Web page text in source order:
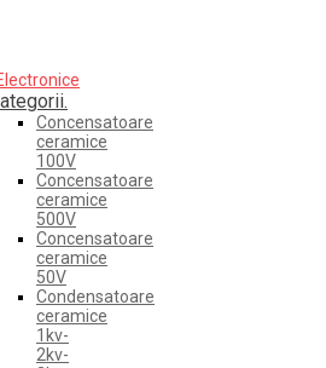
Concensatoare
ceramice
100V
Concensatoare
ceramice
500V
Concensatoare
ceramice
50V
Condensatoare
ceramice
1kv-
2kv-